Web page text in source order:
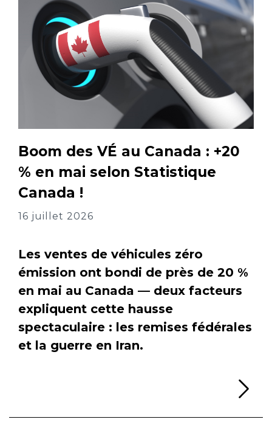
Boom des VÉ au Canada : +20
% en mai selon Statistique
Canada !
16 juillet 2026
Les ventes de véhicules zéro
émission ont bondi de près de 20 %
en mai au Canada — deux facteurs
expliquent cette hausse
spectaculaire : les remises fédérales
et la guerre en Iran.